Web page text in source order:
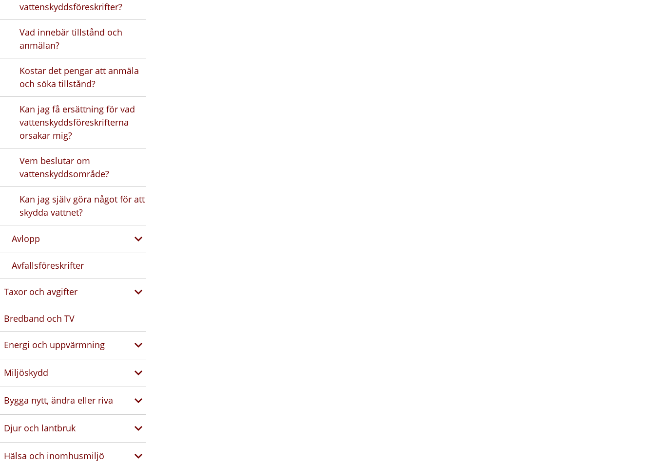
vattenskyddsföreskrifter?
Vad innebär tillstånd och
anmälan?
Kostar det pengar att anmäla
och söka tillstånd?
Kan jag få ersättning för vad
vattenskyddsföreskrifterna
orsakar mig?
Vem beslutar om
vattenskyddsområde?
Kan jag själv göra något för att
skydda vattnet?
Avlopp
Avfallsföreskrifter
Taxor och avgifter
Bredband och TV
Energi och uppvärmning
Miljöskydd
Bygga nytt, ändra eller riva
Djur och lantbruk
Hälsa och inomhusmiljö